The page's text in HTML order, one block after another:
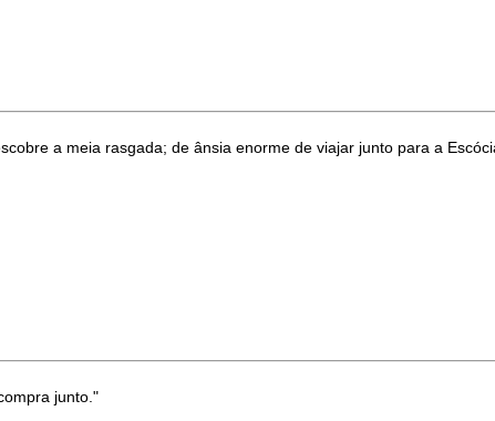
a meia rasgada; de ânsia enorme de viajar junto para a
junto."